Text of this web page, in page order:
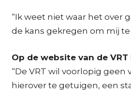
“Ik weet niet waar het over
de kans gekregen om mij te
Op de website van de
“De VRT wil voorlopig
hierover te getuigen, een